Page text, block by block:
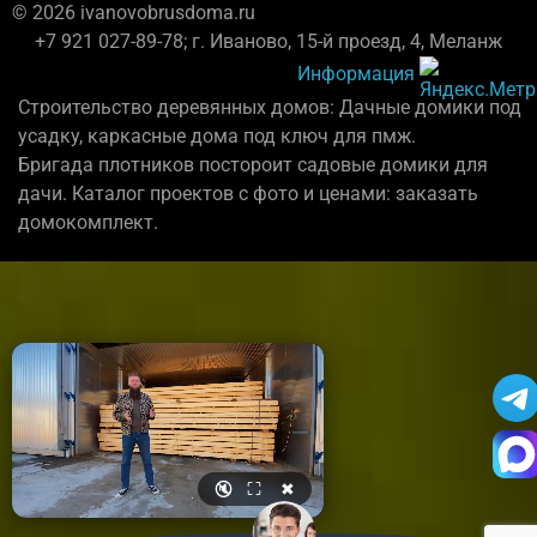
© 2026 ivanovobrusdoma.ru
+7 921 027-89-78; г. Иваново, 15-й проезд, 4, Меланж
Информация
Строительство деревянных домов: Дачные домики под
усадку, каркасные дома под ключ для пмж.
Бригада плотников постороит садовые домики для
дачи. Каталог проектов с фото и ценами: заказать
домокомплект.
🔇 ⛶ ✖